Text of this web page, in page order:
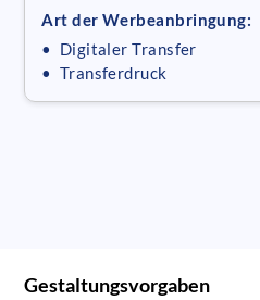
Art der Werbeanbringung:
• Digitaler Transfer
• Transferdruck
Gestaltungsvorgaben